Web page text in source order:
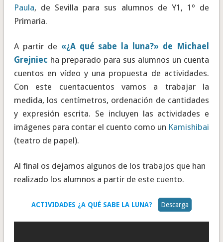
Paula, de Sevilla para sus alumnos de Y1, 1º de
Primaria.
A partir de «¿A qué sabe la luna?» de Michael
Grejniec ha preparado para sus alumnos un cuenta
cuentos en vídeo y una propuesta de actividades.
Con este cuentacuentos vamos a trabajar la
medida, los centímetros, ordenación de cantidades
y expresión escrita. Se incluyen las actividades e
imágenes para contar el cuento como un Kamishibai
(teatro de papel).
Al final os dejamos algunos de los trabajos que han
realizado los alumnos a partir de este cuento.
ACTIVIDADES ¿A QUÉ SABE LA LUNA? Descarga